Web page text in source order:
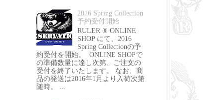
2016 Spring Collection
予約受付開始
RULER ® ONLINE
SHOP にて、2016
Spring Collectionの予
約受付を開始。 ONLINE SHOPで
の準備数量に達し次第、ご注文の
受付を終了いたします。 なお、商
品の発送は2016年1月より入荷次第
随時。 ...